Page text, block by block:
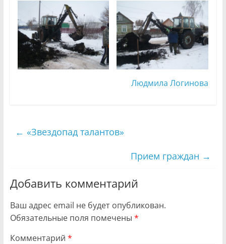
Людмила Логинова
← «Звездопад талантов»
Прием граждан →
Добавить комментарий
Ваш адрес email не будет опубликован.
Обязательные поля помечены *
Комментарий *